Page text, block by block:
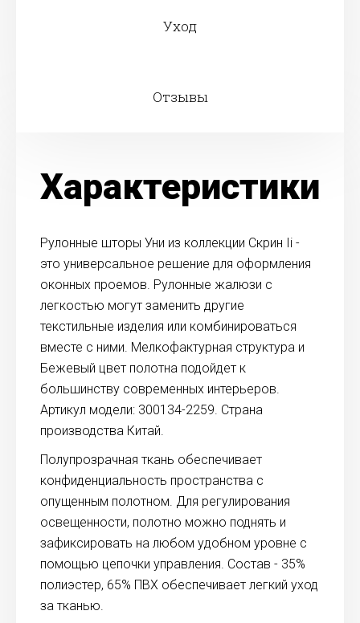
Уход
Отзывы
Характеристики
Рулонные шторы Уни из коллекции Скрин Ii -
это универсальное решение для оформления
оконных проемов. Рулонные жалюзи с
легкостью могут заменить другие
текстильные изделия или комбинироваться
вместе с ними. Мелкофактурная структура и
Бежевый цвет полотна подойдет к
большинству современных интерьеров.
Артикул модели: 300134-2259. Страна
производства Китай.
Полупрозрачная ткань обеспечивает
конфиденциальность пространства с
опущенным полотном. Для регулирования
освещенности, полотно можно поднять и
зафиксировать на любом удобном уровне с
помощью цепочки управления. Состав - 35%
полиэстер, 65% ПВХ обеспечивает легкий уход
за тканью.